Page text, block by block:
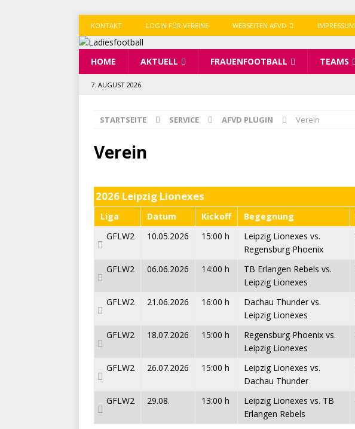
KONTAKT LOGIN FÜR VEREINE WEBSEITEN AFVD IMPRESSUM
HOME AKTUELL FRAUENFOOTBALL TEAMS
7. AUGUST 2026
STARTSEITE SERVICE AFVD PLUGIN Verein
Verein
2026 Leipzig Lionexes
Liga Datum Kickoff Begegnung
GFLW2
10.05.2026 15:00 h
Leipzig Lionexes vs.
Regensburg Phoenix
GFLW2 06.06.2026 14:00 h
TB Erlangen Rebels vs.
Leipzig Lionexes
GFLW2 21.06.2026 16:00 h
Dachau Thunder vs.
Leipzig Lionexes
GFLW2 18.07.2026 15:00 h
Regensburg Phoenix vs.
Leipzig Lionexes
GFLW2 26.07.2026 15:00 h
Leipzig Lionexes vs.
Dachau Thunder
GFLW2 29.08. 13:00 h
Leipzig Lionexes vs. TB
Erlangen Rebels